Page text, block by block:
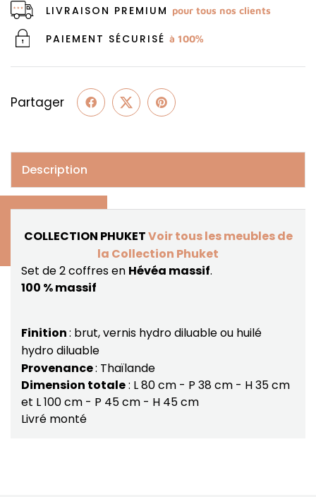
LIVRAISON PREMIUM pour tous nos clients
PAIEMENT SÉCURISÉ à 100%
Partager
Description
COLLECTION PHUKETVoir tous les meubles de
la Collection Phuket
Set de 2 coffres en Hévéa massif.
100 % massif
Finition: brut, vernis hydro diluable ou huilé
hydro diluable
Provenance: Thaïlande
Dimension totale: L 80 cm - P 38 cm - H 35 cm
et L 100 cm - P 45 cm - H 45 cm
Livré monté